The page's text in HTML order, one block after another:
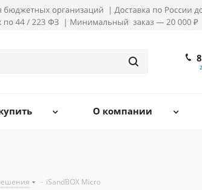
О компании
- iSandBOX Micro